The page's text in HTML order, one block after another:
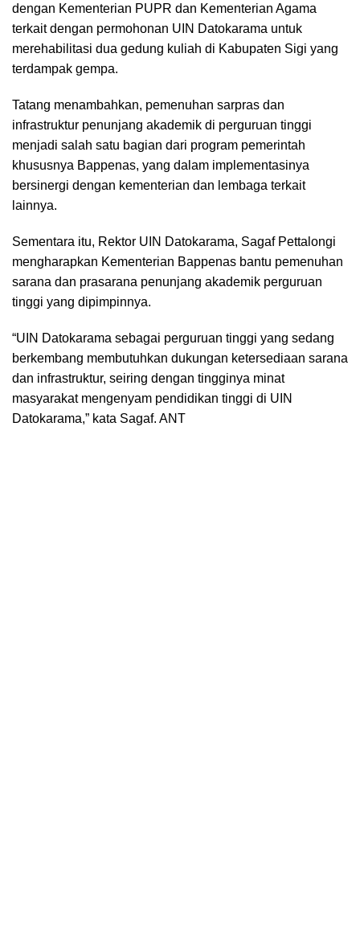
dengan Kementerian PUPR dan Kementerian Agama
terkait dengan permohonan UIN Datokarama untuk
merehabilitasi dua gedung kuliah di Kabupaten Sigi yang
terdampak gempa.
Tatang menambahkan, pemenuhan sarpras dan
infrastruktur penunjang akademik di perguruan tinggi
menjadi salah satu bagian dari program pemerintah
khususnya Bappenas, yang dalam implementasinya
bersinergi dengan kementerian dan lembaga terkait
lainnya.
Sementara itu, Rektor UIN Datokarama, Sagaf Pettalongi
mengharapkan Kementerian Bappenas bantu pemenuhan
sarana dan prasarana penunjang akademik perguruan
tinggi yang dipimpinnya.
“UIN Datokarama sebagai perguruan tinggi yang sedang
berkembang membutuhkan dukungan ketersediaan sarana
dan infrastruktur, seiring dengan tingginya minat
masyarakat mengenyam pendidikan tinggi di UIN
Datokarama,” kata Sagaf. ANT